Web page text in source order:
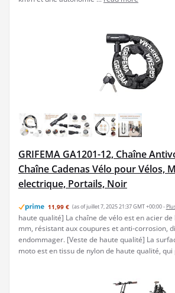
GRIFEMA GA1201-12, Chaîne
Chaîne Cadenas Vélo pour Vélos,
electrique, Portails, Noir
11,99 € (as of juillet 7, 2025 21:37 GMT +00:00 -
haute qualité] La chaîne de vélo est en acier
mm, résistant aux coupures et anti-corrosion,
endommager. [Veste de haute qualité] La
moto est en tissu de nylon de haute qualité, qui